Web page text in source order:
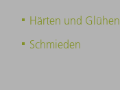
Härten und Glühen
Schmieden